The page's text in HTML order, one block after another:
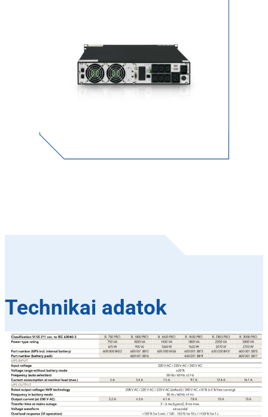
Technikai adatok